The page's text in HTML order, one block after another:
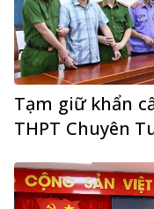
Tạm giữ khẩn
THPT Chuyên